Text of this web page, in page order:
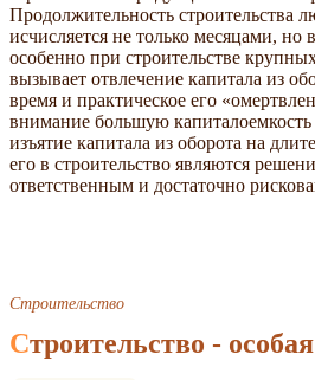
Продолжительность строительства
исчисляется не только месяцами, но
особенно при строительстве
вызывает отвлечение капитала из
время и практическое его
внимание большую капиталоемкость
изъятие капитала из оборота на
его в строительство являются
ответственным и достаточно
Строительство
Строительство -